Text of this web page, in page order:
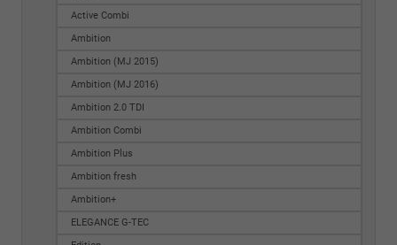
Active Combi
Ambition
Ambition (MJ 2015)
Ambition (MJ 2016)
Ambition 2.0 TDI
Ambition Combi
Ambition Plus
Ambition fresh
Ambition+
ELEGANCE G-TEC